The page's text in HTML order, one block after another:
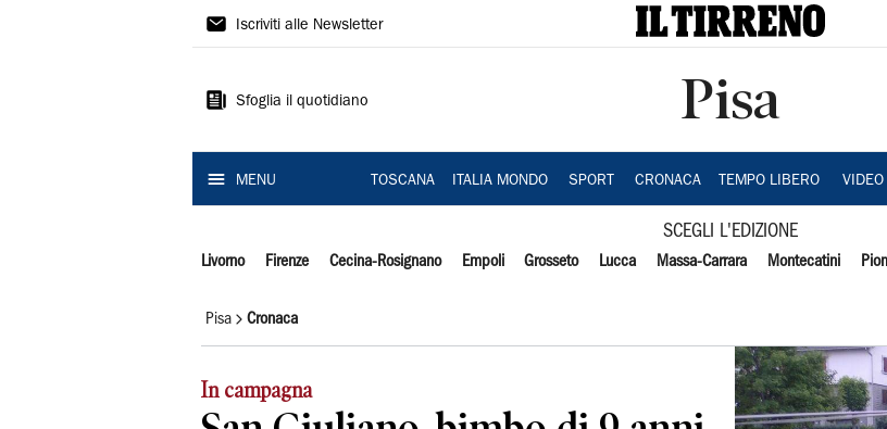
Il
Iscriviti alle Newsletter
Sfoglia il quotidiano Pisa
MENU TOSCANA ITALIA MONDO SPORT CRONACA TEMPO LIBERO VIDEO
SCEGLI L'EDIZIONE
Livorno Firenze Cecina-Rosignano Empoli Grosseto Lucca Massa-Carrara Montecatini
Pisa Cronaca
In campagna